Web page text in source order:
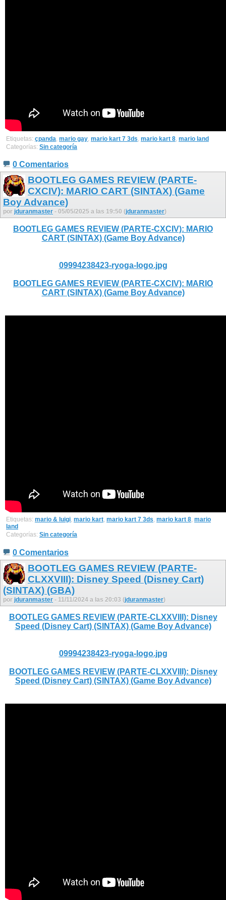
Etiquetas: çpanda mario gay mario kart 7 3ds mario kart 8 mario land
Categorías: Sin categoría
0 Comentarios
BOOTLEG GAMES REVIEW (PARTE-
CXCIV): MARIO CART (SINTAX) (Game
Boy Advance)
por jduranmaster - 05/05/2025 a las 19:50 (jduranmaster)
BOOTLEG GAMES REVIEW (PARTE-CXCIV): MARIO
CART (SINTAX) (Game Boy Advance)
09994238423-ryoga-logo.jpg
BOOTLEG GAMES REVIEW (PARTE-CXCIV): MARIO
CART (SINTAX) (Game Boy Advance)
Etiquetas: mario & luigi, mario kart, mario kart 7 3ds, mario kart 8, mario
land
Categorías: Sin categoría
0 Comentarios
BOOTLEG GAMES REVIEW (PARTE-
CLXXVIII): Disney Speed (Disney Cart)
(SINTAX) (GBA)
por jduranmaster - 11/11/2024 a las 20:03 (jduranmaster)
BOOTLEG GAMES REVIEW (PARTE-CLXXVIII): Disney
Speed (Disney Cart) (SINTAX) (Game Boy Advance)
09994238423-ryoga-logo.jpg
BOOTLEG GAMES REVIEW (PARTE-CLXXVIII): Disney
Speed (Disney Cart) (SINTAX) (Game Boy Advance)